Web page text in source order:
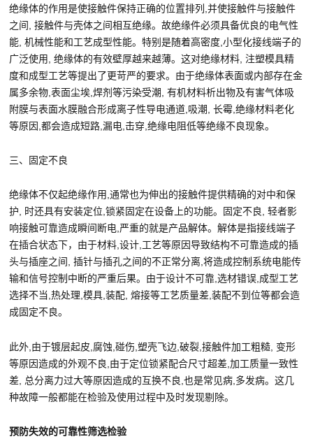
绝缘体的作用是使接触件保持正确的位置排列,并使接触件与接触件
之间, 接触件与壳体之间相互绝缘。故绝缘件必须具备优良的电气性
能, 机械性能和工艺成型性能。特别是随着高密度,小型化接线端子的
广泛使用, 绝缘体的有效壁厚越来越薄。这对绝缘材料, 注塑模具精
度和成型工艺等提出了更苛严的要求。由于绝缘体表面或内部存在金
属多余物,表面尘埃,焊剂等污染受潮, 有机材料析出物及有害气体吸
附膜与表面水膜融合形成离子性导电通道,吸潮, 长霉,绝缘材料老化
等原因,都会造成短路,漏电,击穿,绝缘电阻低等绝缘不良现象。
三、固定不良
绝缘体不仅起绝缘作用,通常也为伸出的接触件提供精确的对中和保
护, 时还具有安装定位,锁紧固定在设备上的功能。固定不良, 轻者影
响接触可靠造成瞬间断电,严重的就是产品解体。解体是指接线端子
在插合状态下，由于材料,设计,工艺等原因导致结构不可靠造成的插
头与插座之间, 插针与插孔之间的不正常分离,将造成控制系统电能传
输和信号控制中断的严重后果。由于设计不可靠,选材错误,成型工艺
选择不当,热处理,模具,装配, 熔接等工艺质量差,装配不到位等都会造
成固定不良。
此外,由于镀层起皮,腐蚀,碰伤,塑壳飞边,破裂,接触件加工粗糙, 变形
等原因造成的外观不良,由于定位锁紧配合尺寸超差,加工质量一致性
差, 总分离力过大等原因造成的互换不良,也是常见病,多发病。这几
种故障一般都能在检验及使用过程中及时发现剔除。
预防失效的可靠性筛选检验